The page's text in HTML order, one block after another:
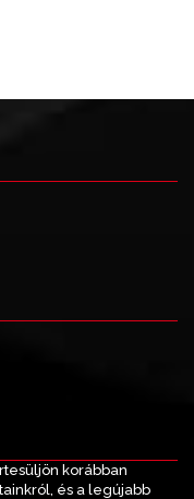
korábban
és a legújabb